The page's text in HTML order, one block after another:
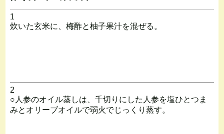
1
炊いた玄米に、梅酢と柚子果汁を混ぜる。
2
○人参のオイル蒸しは、千切りにした人参を塩ひとつま
みとオリーブオイルで弱火でじっくり蒸す。